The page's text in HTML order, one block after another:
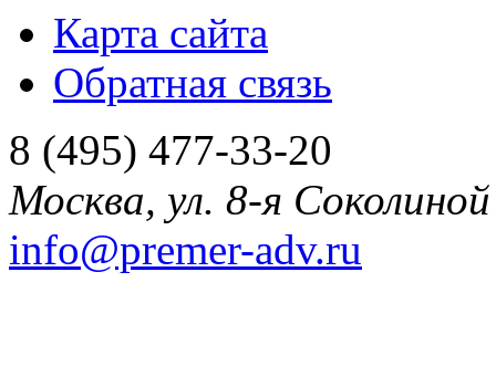
Карта сайта
Обратная связь
8 (495) 477-33-20
Москва, ул. 8-я
info@premer-adv.ru